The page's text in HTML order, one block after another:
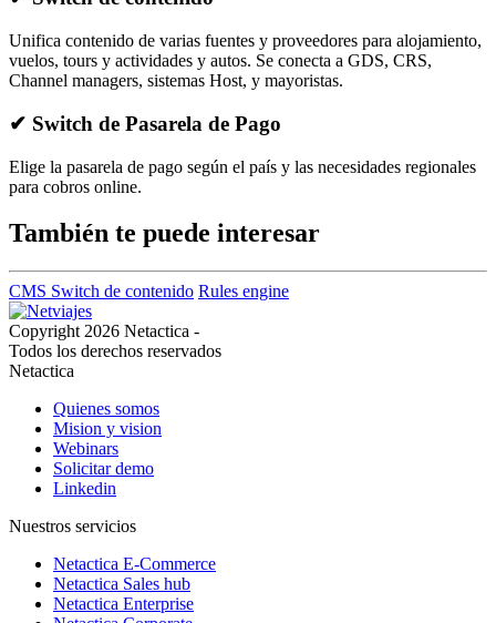
Unifica contenido de varias fuentes y proveedores para alojamiento,
vuelos, tours y actividades y autos. Se conecta a GDS, CRS,
Channel managers, sistemas Host, y mayoristas.
✔ Switch de Pasarela de Pago
Elige la pasarela de pago según el país y las necesidades regionales
para cobros online.
También te puede interesar
CMS Switch de contenido Rules engine
Copyright 2026 Netactica -
Todos los derechos reservados
Netactica
Quienes somos
Mision y vision
Webinars
Solicitar demo
Linkedin
Nuestros servicios
Netactica E-Commerce
Netactica Sales hub
Netactica Enterprise